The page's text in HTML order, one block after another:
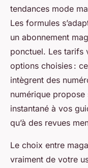
tendances mode
Les formules
un abonnement
ponctuel. Les tarifs
options choisies :
intègrent des
numérique propose
instantané à vos
qu’à des revues
Le choix entre
vraiment de votre